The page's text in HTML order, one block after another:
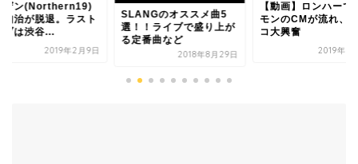
ザン(Northern19)
知治が脱退。ラスト
ブは渋谷...
2019年2月9日
SLANGのオススメ曲5
選！！ライブで盛り上が
る定番曲など
2018年8月29日
【動画】ロンハーで
モンのCMが流れ、
コ大興奮
2019年3